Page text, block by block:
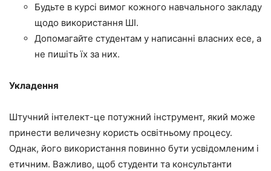
Будьте в курсі вимог кожного навчального закладу
щодо використання ШІ.
Допомагайте студентам у написанні власних есе, а
не пишіть їх за них.
Укладення
Штучний інтелект-це потужний інструмент, який може
принести величезну користь освітньому процесу.
Однак, його використання повинно бути усвідомленим і
етичним. Важливо, щоб студенти та консультанти